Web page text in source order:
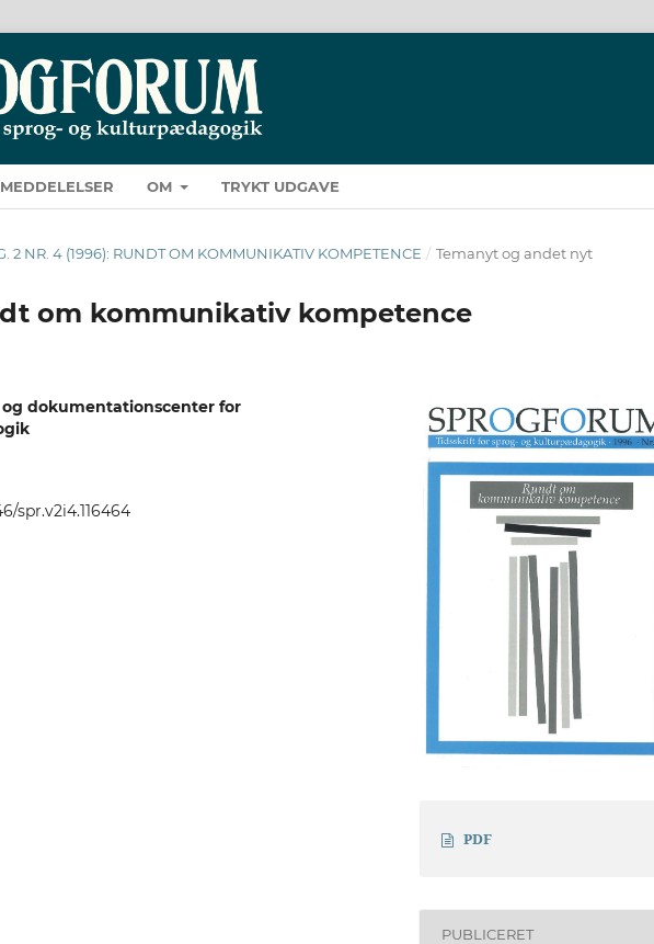
MEDDELELSER OM TRYKT UDGAVE
2 NR. 4 (1996): RUNDT OM KOMMUNIKATIV KOMPETENCE / Temanyt og andet nyt
om kommunikativ kompetence
og dokumentationscenter for
spr.v2i4.116464
PDF
PUBLICERET